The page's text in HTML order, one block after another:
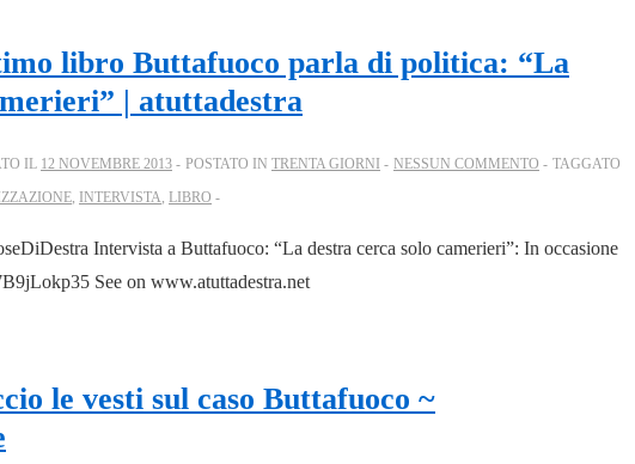
libro Buttafuoco parla di politica: “La
| atuttadestra
IL 12 NOVEMBRE 2013 POSTATO IN TRENTA GIORNI NESSUN COMMENTO
TAGGATO
, INTERVISTA, LIBRO
Intervista a Buttafuoco: “La destra cerca solo camerieri”: In occasione
See on www.atuttadestra.net
le vesti sul caso Buttafuoco ~